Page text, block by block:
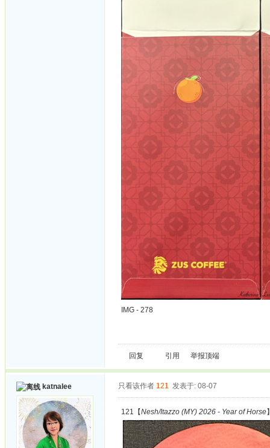
IMG - 278
回复 引用 举报顶端
katnalee 只看该作者 121 发表于: 08-07
121【Nesh/Itazzo (MY) 2026 - Year of Horse